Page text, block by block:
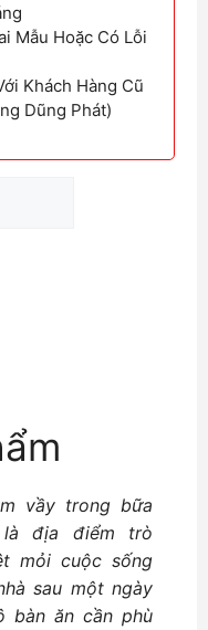
Mẫu Hoặc Có Lỗi
Khách Hàng Cũ
Dũng Phát)
vầy trong bữa
địa điểm trò
mỏi cuộc sống
sau một ngày
bàn ăn cần phù